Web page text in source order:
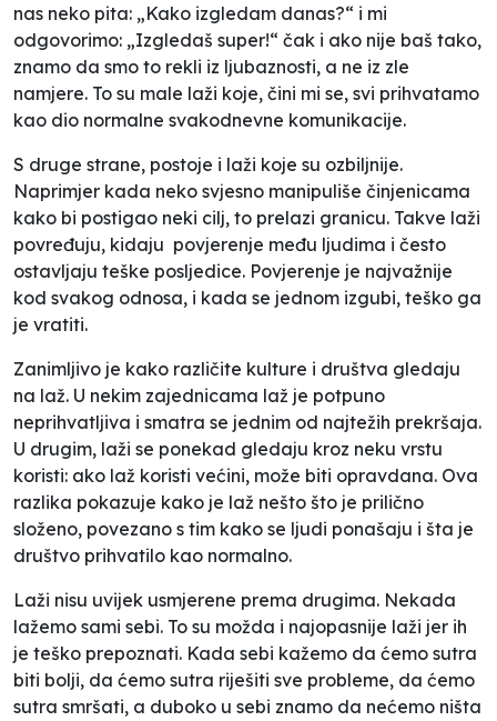
nas neko pita: „Kako izgledam danas?“ i mi
odgovorimo: „Izgledaš super!“ čak i ako nije baš tako,
znamo da smo to rekli iz ljubaznosti, a ne iz zle
namjere. To su male laži koje, čini mi se, svi prihvatamo
kao dio normalne svakodnevne komunikacije.
S druge strane, postoje i laži koje su ozbiljnije.
Naprimjer kada neko svjesno manipuliše činjenicama
kako bi postigao neki cilj, to prelazi granicu. Takve laži
povređuju, kidaju povjerenje među ljudima i često
ostavljaju teške posljedice. Povjerenje je najvažnije
kod svakog odnosa, i kada se jednom izgubi, teško ga
je vratiti.
Zanimljivo je kako različite kulture i društva gledaju
na laž. U nekim zajednicama laž je potpuno
neprihvatljiva i smatra se jednim od najtežih prekršaja.
U drugim, laži se ponekad gledaju kroz neku vrstu
koristi: ako laž koristi većini, može biti opravdana. Ova
razlika pokazuje kako je laž nešto što je prilično
složeno, povezano s tim kako se ljudi ponašaju i šta je
društvo prihvatilo kao normalno.
Laži nisu uvijek usmjerene prema drugima. Nekada
lažemo sami sebi. To su možda i najopasnije laži jer ih
je teško prepoznati. Kada sebi kažemo da ćemo sutra
biti bolji, da ćemo sutra riješiti sve probleme, da ćemo
sutra smršati, a duboko u sebi znamo da nećemo ništa